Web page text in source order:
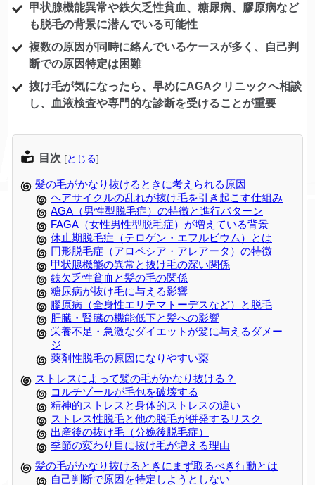
甲状腺機能異常や鉄欠乏性貧血、糖尿病、膠原病など
も脱毛の背景に潜んでいる可能性
複数の原因が同時に絡んでいるケースが多く、自己判
断での原因特定は困難
抜け毛が気になったら、早めにAGAクリニックへ相談
し、血液検査や専門的な診断を受けることが重要
目次 [とじる]
髪の毛がかなり抜けるときに考えられる原因
ヘアサイクルの乱れが抜け毛を引き起こす仕組み
AGA（男性型脱毛症）の特徴と進行パターン
FAGA（女性男性型脱毛症）が増えている背景
休止期脱毛症（テロゲン・エフルビウム）とは
円形脱毛症（アロペシア・アレアータ）の特徴
甲状腺機能の異常と抜け毛の深い関係
鉄欠乏性貧血と髪の毛の関係
糖尿病が抜け毛に与える影響
膠原病（全身性エリテマトーデスなど）と脱毛
肝臓・腎臓の機能低下と髪への影響
栄養不足・急激なダイエットが髪に与えるダメー
ジ
薬剤性脱毛の原因になりやすい薬
ストレスによって髪の毛がかなり抜ける？
コルチゾールが毛包を破壊する
精神的ストレスと身体的ストレスの違い
ストレス性脱毛と他の脱毛が併発するリスク
出産後の抜け毛（分娩後脱毛症）
季節の変わり目に抜け毛が増える理由
髪の毛がかなり抜けるときにまず取るべき行動とは
自己判断で原因を特定しようとしない